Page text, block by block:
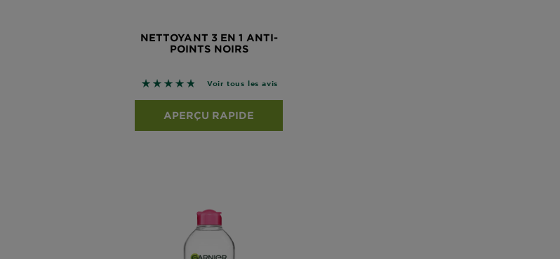
NETTOYANT 3 EN 1 ANTI-
POINTS NOIRS
4.7426 sur 5 étoiles basé sur les avis
Voir tous les avis
APERÇU RAPIDE